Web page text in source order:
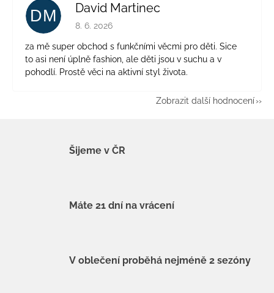
DM David Martinec
Hodnocení obchodu je 5 z 5 hvězdiček.
8. 6. 2026
za mě super obchod s funkčními věcmi pro děti. Sice
to asi není úplně fashion, ale děti jsou v suchu a v
pohodlí. Prostě věci na aktivní styl života.
Zobrazit další hodnocení
Šijeme v ČR
Máte 21 dní na vrácení
V oblečení proběhá nejméně 2 sezóny